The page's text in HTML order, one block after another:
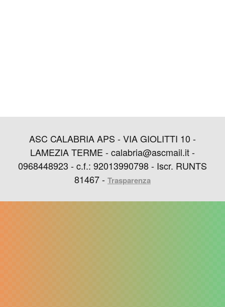
ASC CALABRIA APS - VIA GIOLITTI 10 -
LAMEZIA TERME - calabria@ascmail.it -
0968448923 - c.f.: 92013990798 - Iscr. RUNTS
81467 - Trasparenza